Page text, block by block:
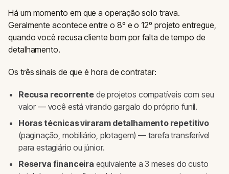
Há um momento em que a operação solo trava.
Geralmente acontece entre o 8º e o 12º projeto entregue,
quando você recusa cliente bom por falta de tempo de
detalhamento.
Os três sinais de que é hora de contratar:
Recusa recorrente de projetos compatíveis com seu
valor — você está virando gargalo do próprio funil.
Horas técnicas viraram detalhamento repetitivo
(paginação, mobiliário, plotagem) — tarefa transferível
para estagiário ou júnior.
Reserva financeira equivalente a 3 meses do custo